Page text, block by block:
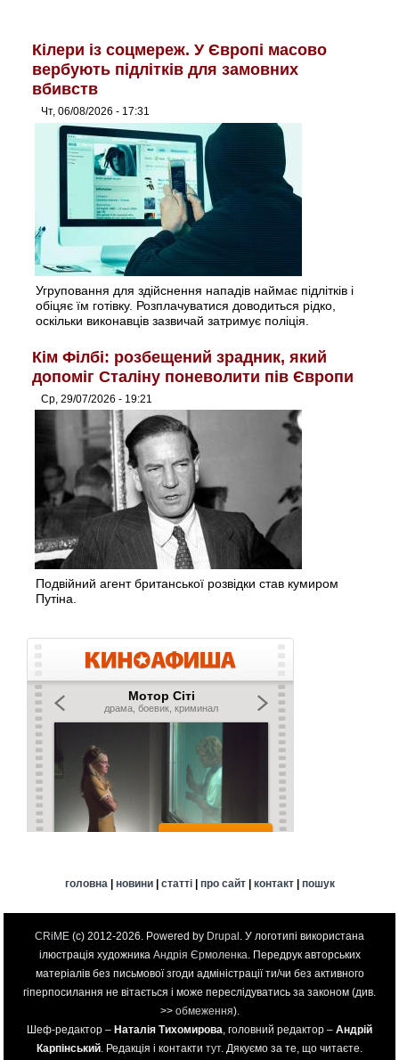
Кілери із соцмереж. У Європі масово
вербують підлітків для замовних
вбивств
Чт, 06/08/2026 - 17:31
Угруповання для здійснення нападів наймає підлітків і
обіцяє їм готівку. Розплачуватися доводиться рідко,
оскільки виконавців зазвичай затримує поліція.
Кім Філбі: розбещений зрадник, який
допоміг Сталіну поневолити пів Європи
Ср, 29/07/2026 - 19:21
Подвійний агент британської розвідки став кумиром
Путіна.
головна | новини| статті| про сайт| контакт| пошук
CRiME (c) 2012-2026. Powered by Drupal . У логотипі використана
ілюстрація художника Андрія Єрмоленка . Передрук авторських
матеріалів без письмової згоди адміністрації ти/чи без активного
гіперпосилання не вітається і може переслідуватись за законом (див.
>> обмеження).
Шеф-редактор – Наталія Тихомирова , головний редактор – Андрій
Карпінський . Редакція і контакти тут. Дякуємо за те, що читаєте.